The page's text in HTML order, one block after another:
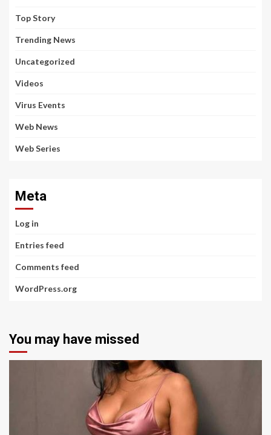
Top Story
Trending News
Uncategorized
Videos
Virus Events
Web News
Web Series
Meta
Log in
Entries feed
Comments feed
WordPress.org
You may have missed